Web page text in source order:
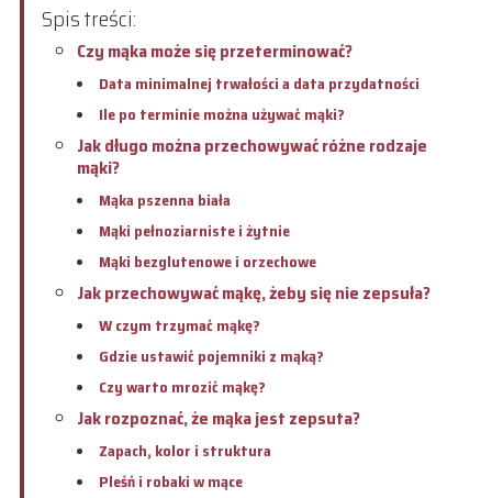
Spis treści:
Czy mąka może się przeterminować?
Data minimalnej trwałości a data przydatności
Ile po terminie można używać mąki?
Jak długo można przechowywać różne rodzaje
mąki?
Mąka pszenna biała
Mąki pełnoziarniste i żytnie
Mąki bezglutenowe i orzechowe
Jak przechowywać mąkę, żeby się nie zepsuła?
W czym trzymać mąkę?
Gdzie ustawić pojemniki z mąką?
Czy warto mrozić mąkę?
Jak rozpoznać, że mąka jest zepsuta?
Zapach, kolor i struktura
Pleśń i robaki w mące